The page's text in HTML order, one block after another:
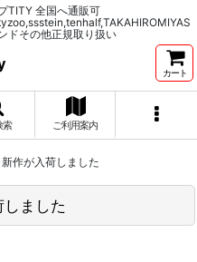
TITY 全国へ通販可
ドその他正規取り扱い
カート
索 ご利用案内
作が入荷しました
ました